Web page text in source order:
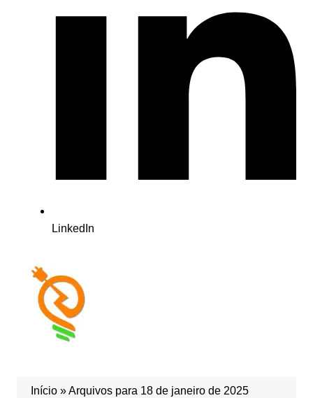
LinkedIn
Início»Arquivos para 18 de janeiro de 2025